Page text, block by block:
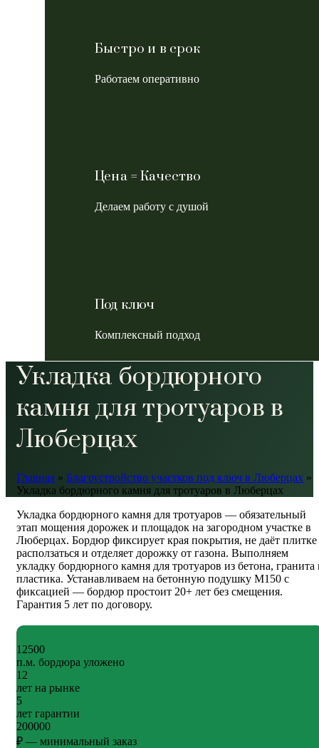
Быстро и в срок
Работаем оперативно
Цена = Качество
Делаем работу с душой
Под ключ
Комплексный подход
Укладка бордюрного
камня для тротуаров в
Люберцах
Главная » Благоустройство участков под ключ в Люберцах »
Укладка бордюрного камня для тротуаров в Люберцах
Укладка бордюрного камня для тротуаров — обязательный
этап мощения дорожек и площадок на загородном участке в
Люберцах. Бордюр фиксирует края покрытия, не даёт плитке
расползаться и отделяет дорожку от газона. Выполняем
укладку бордюрного камня для тротуаров из бетона, гранита
пластика. Устанавливаем на бетонную подушку М150 с
фиксацией — бордюр простоит 20+ лет без смещения.
Гарантия 5 лет по договору.
12500
п.м. бордюра уложено
12
лет на рынке
5
лет гарантии
200000
₽ — минимальный заказ